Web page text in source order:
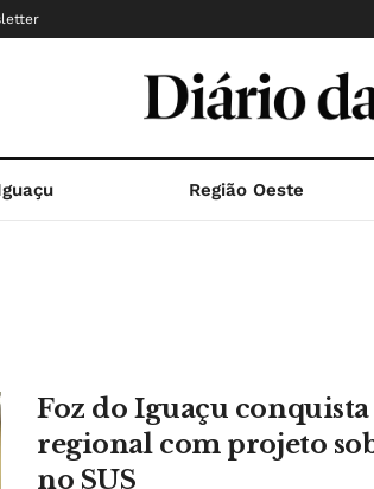
Região Oeste
Foz do Iguaçu conquista
regional com projeto
no SUS